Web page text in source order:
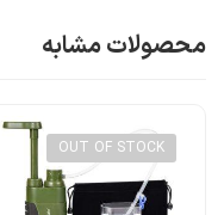
محصولات مشابه
OUT OF STOCK